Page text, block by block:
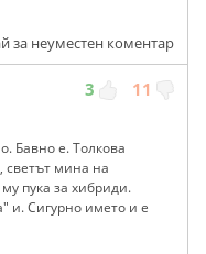
за неуместен коментар
3 11
Бавно е. Толкова
светът мина на
пука за хибриди.
и. Сигурно името и е